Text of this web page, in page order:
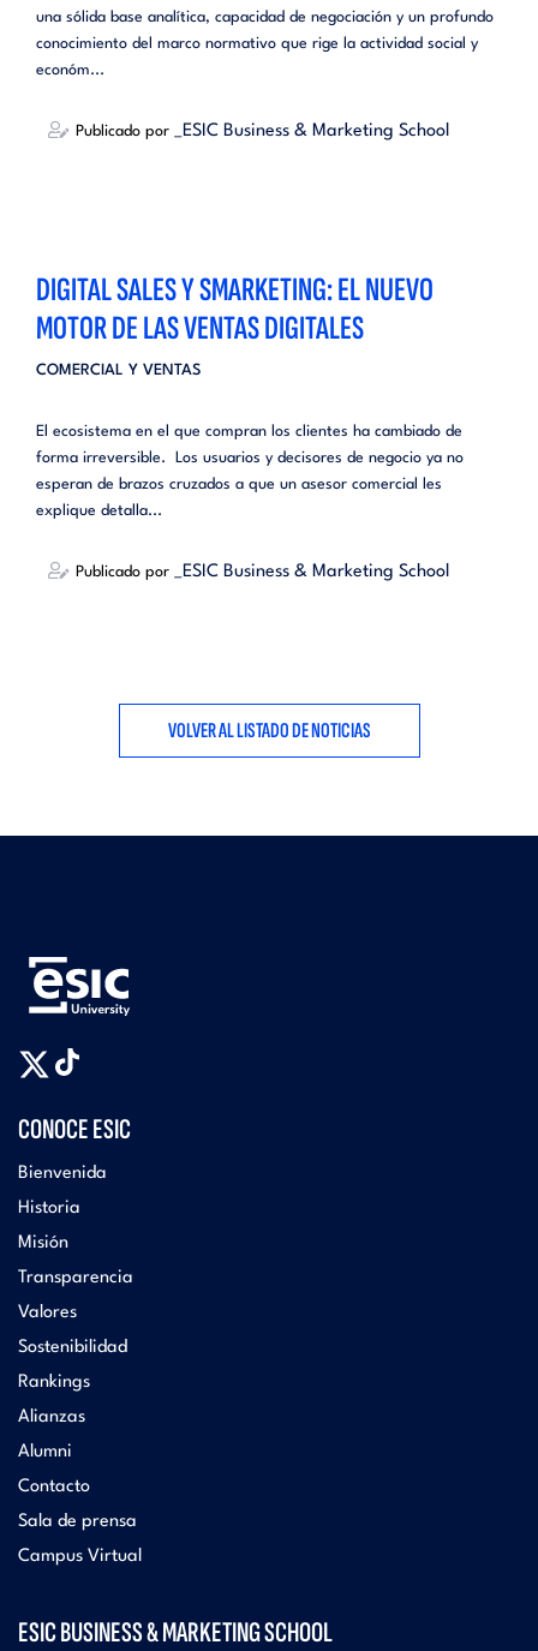
una sólida base analítica, capacidad de negociación y un profundo
conocimiento del marco normativo que rige la actividad social y
económ...
Publicado por _ESIC Business & Marketing School
DIGITAL SALES Y SMARKETING: EL NUEVO
MOTOR DE LAS VENTAS DIGITALES
COMERCIAL Y VENTAS
El ecosistema en el que compran los clientes ha cambiado de
forma irreversible. Los usuarios y decisores de negocio ya no
esperan de brazos cruzados a que un asesor comercial les
explique detalla...
Publicado por _ESIC Business & Marketing School
VOLVER AL LISTADO DE NOTICIAS
CONOCE ESIC
Bienvenida
Historia
Misión
Transparencia
Valores
Sostenibilidad
Rankings
Alianzas
Alumni
Contacto
Sala de prensa
Campus Virtual
ESIC BUSINESS & MARKETING SCHOOL